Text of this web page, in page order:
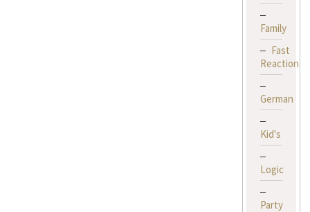
Family
Fast
Reaction
German
Kid's
Logic
Party